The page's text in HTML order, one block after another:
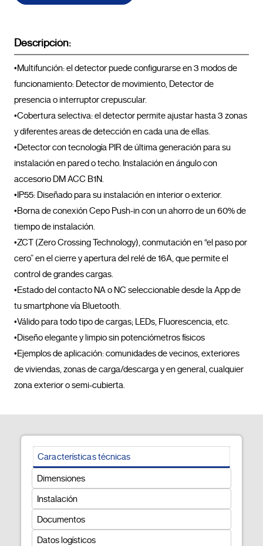
Descripción:
•Multifunción: el detector puede configurarse en 3 modos de
funcionamiento: Detector de movimiento, Detector de
presencia o interruptor crepuscular.
•Cobertura selectiva: el detector permite ajustar hasta 3 zonas
y diferentes areas de detección en cada una de ellas.
•Detector con tecnología PIR de última generación para su
instalación en pared o techo. Instalación en ángulo con
accesorio DM ACC B1N.
•IP55: Diseñado para su instalación en interior o exterior.
•Borna de conexión Cepo Push-in con un ahorro de un 60% de
tiempo de instalación.
•ZCT (Zero Crossing Technology), conmutación en “el paso por
cero” en el cierre y apertura del relé de 16A, que permite el
control de grandes cargas.
•Estado del contacto NA o NC seleccionable desde la App de
tu smartphone vía Bluetooth.
•Válido para todo tipo de cargas; LEDs, Fluorescencia, etc.
•Diseño elegante y limpio sin potenciómetros físicos
•Ejemplos de aplicación: comunidades de vecinos, exteriores
de viviendas, zonas de carga/descarga y en general, cualquier
Características técnicas
Dimensiones
Instalación
Documentos
Datos logísticos